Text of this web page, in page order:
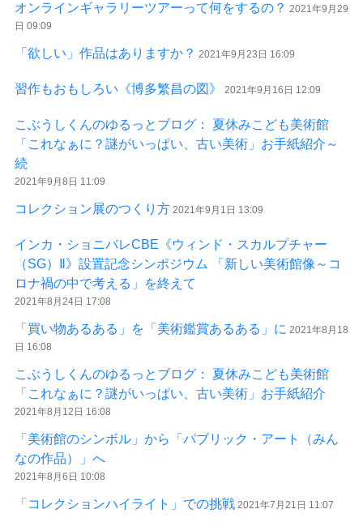
オンラインギャラリーツアーって何をするの？ 2021年9月29
日 09:09
「欲しい」作品はありますか？ 2021年9月23日 16:09
習作もおもしろい《博多繁昌の図》 2021年9月16日 12:09
こぶうしくんのゆるっとブログ： 夏休みこども美術館
「これなぁに？謎がいっぱい、古い美術」お手紙紹介～
続
2021年9月8日 11:09
コレクション展のつくり方 2021年9月1日 13:09
インカ・ショニバレCBE《ウィンド・スカルプチャー
（SG）Ⅱ》設置記念シンポジウム 「新しい美術館像～コ
ロナ禍の中で考える」を終えて
2021年8月24日 17:08
「買い物あるある」を「美術鑑賞あるある」に 2021年8月18
日 16:08
こぶうしくんのゆるっとブログ： 夏休みこども美術館
「これなぁに？謎がいっぱい、古い美術」お手紙紹介
2021年8月12日 16:08
「美術館のシンボル」から「パブリック・アート（みん
なの作品）」へ
2021年8月6日 10:08
「コレクションハイライト」での挑戦 2021年7月21日 11:07